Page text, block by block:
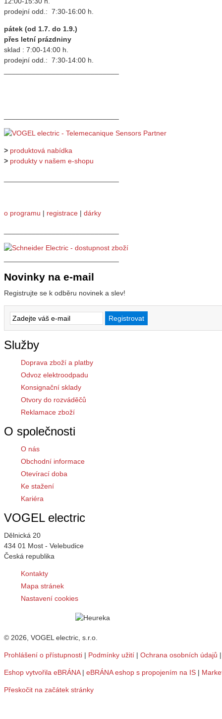
prodejní odd.: 7:30-16:00 h.
pátek (od 1.7. do 1.9.)
přes letní prázdniny
sklad : 7:00-14:00 h.
prodejní odd.: 7:30-14:00 h.
> produktová nabídka
> produkty v našem e-shopu
o programu | registrace | dárky
Novinky na e-mail
Registrujte se k odběru novinek a slev!
Služby
Doprava zboží a platby
Odvoz elektroodpadu
Konsignační sklady
Otvory do rozváděčů
Reklamace zboží
O společnosti
O nás
Obchodní informace
Otevírací doba
Ke stažení
Kariéra
VOGEL electric
Dělnická 20
434 01 Most - Velebudice
Česká republika
Kontakty
Mapa stránek
Nastavení cookies
© 2026, VOGEL electric, s.r.o.
Prohlášení o přístupnosti | Podmínky užití | Ochrana osobních údajů
Eshop vytvořila eBRÁNA| eBRÁNA eshop s propojením na IS |
Přeskočit na začátek stránky